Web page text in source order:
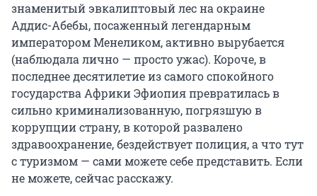
знаменитый эвкалиптовый лес на окраине
Аддис-Абебы, посаженный легендарным
императором Менеликом, активно вырубается
(наблюдала лично — просто ужас). Короче, в
последнее десятилетие из самого спокойного
государства Африки Эфиопия превратилась в
сильно криминализованную, погрязшую в
коррупции страну, в которой развалено
здравоохранение, бездействует полиция, а что тут
с туризмом — сами можете себе представить. Если
не можете, сейчас расскажу.